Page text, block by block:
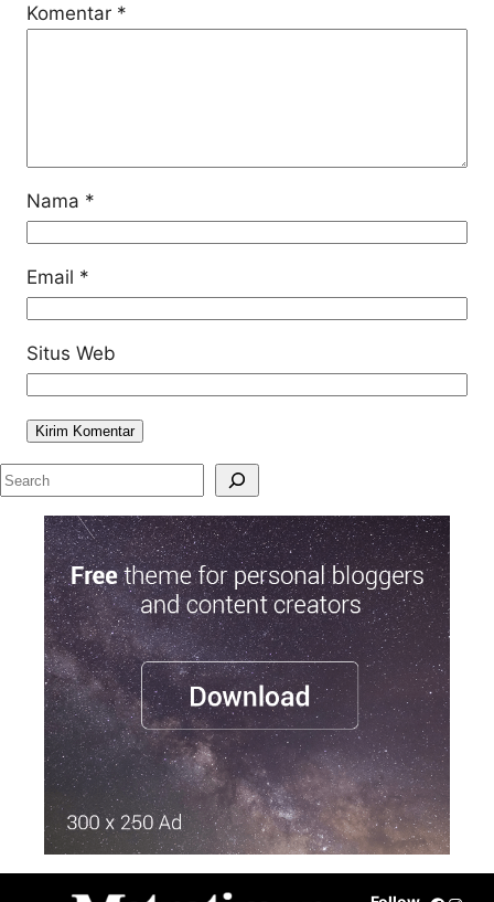
Komentar *
Nama *
Email *
Situs Web
S